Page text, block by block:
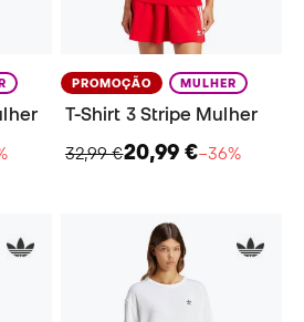
PROMOÇÃO MULHER
T-Shirt 3 Stripe Mulher
32,99 €20,99 €−36%